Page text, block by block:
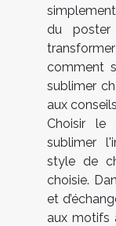
du
comment
sublimer
aux
Choisir
sublimer
style de
choisie.
et
aux motifs